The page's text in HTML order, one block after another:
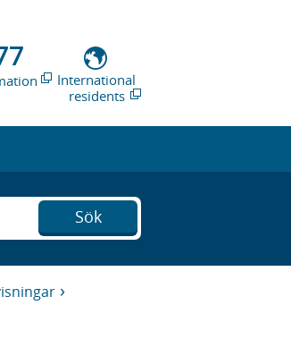
International
residents
Sök